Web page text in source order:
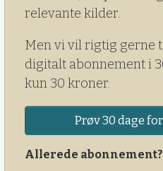
relevante kilder.
Men vi vil rigtig gerne
digitalt abonnement i
kun 30 kroner.
Prøv 30 dage
Allerede abonnement?